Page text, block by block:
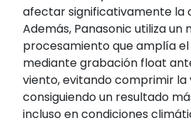
afectar significativamente la
Además, Panasonic utiliza un
procesamiento que amplía
mediante grabación float
viento, evitando comprimir la
consiguiendo un resultado
incluso en condiciones